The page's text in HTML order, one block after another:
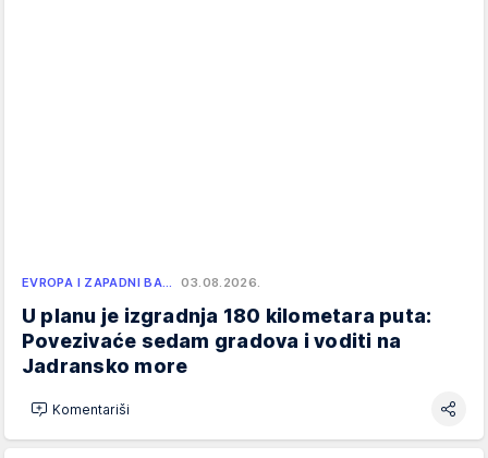
EVROPA I ZAPADNI BA… 03.08.2026.
U planu je izgradnja 180 kilometara puta:
Povezivaće sedam gradova i voditi na
Jadransko more
Komentariši